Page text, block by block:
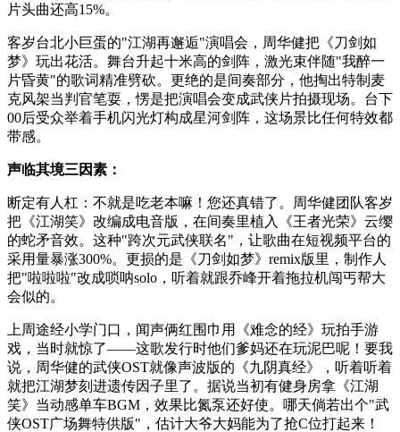
片头曲还高15%。
客岁台北小巨蛋的"江湖再邂逅"演唱会，周华健把《刀剑如
梦》玩出花活。舞台升起十米高的剑阵，激光束伴随"我醉一
片昏黄"的歌词精准劈砍。更绝的是间奏部分，他掏出特制麦
克风架当判官笔耍，愣是把演唱会变成武侠片拍摄现场。台下
00后受众举着手机闪光灯构成星河剑阵，这场景比任何特效都
带感。
声临其境三因素：
断定有人杠：不就是吃老本嘛！您还真错了。周华健团队客岁
把《江湖笑》改编成电音版，在间奏里植入《王者光荣》云缨
的蛇矛音效。这种"跨次元武侠联名"，让歌曲在短视频平台的
采用量暴涨300%。更损的是《刀剑如梦》remix版里，制作人
把"啦啦啦"改成唢呐solo，听着就跟乔峰开着拖拉机闯丐帮大
会似的。
上周途经小学门口，闻声俩红围巾用《难念的经》玩拍手游
戏，当时就惊了——这歌发行时他们爹妈还在玩泥巴呢！要我
说，周华健的武侠OST就像声波版的《九阴真经》，听着听着
就把江湖梦刻进遗传因子里了。据说当初有健身房拿《江湖
笑》当动感单车BGM，效果比氮泵还好使。哪天倘若出个"武
侠OST广场舞特供版"，估计大爷大妈能为了抢C位打起来！